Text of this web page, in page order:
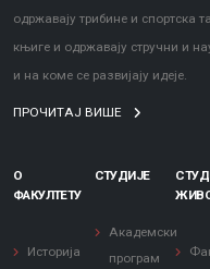
одржавају трибине и
књиге и одржавају стручни и
и на коме се развијају идеје.
ПРОЧИТАЈ ВИШЕ
О
ФАКУЛТЕТУ
Историја
СТУДИЈЕ
Академски
програм